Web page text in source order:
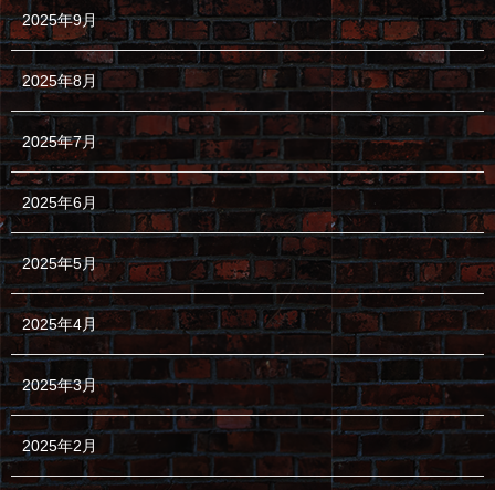
2025年9月
2025年8月
2025年7月
2025年6月
2025年5月
2025年4月
2025年3月
2025年2月